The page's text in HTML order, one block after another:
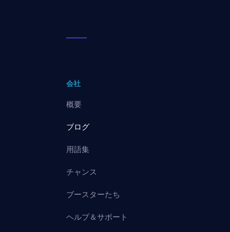
会社
概要
ブログ
用語集
チャンス
ブースターたち
ヘルプ＆サポート